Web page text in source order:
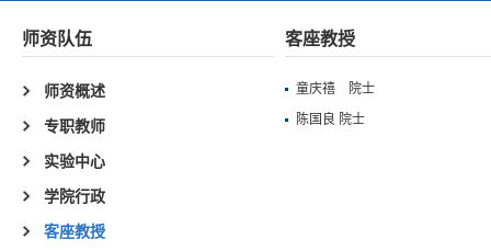
师资队伍
师资概述
专职教师
实验中心
学院行政
客座教授
客座教授
童庆禧 院士
陈国良 院士